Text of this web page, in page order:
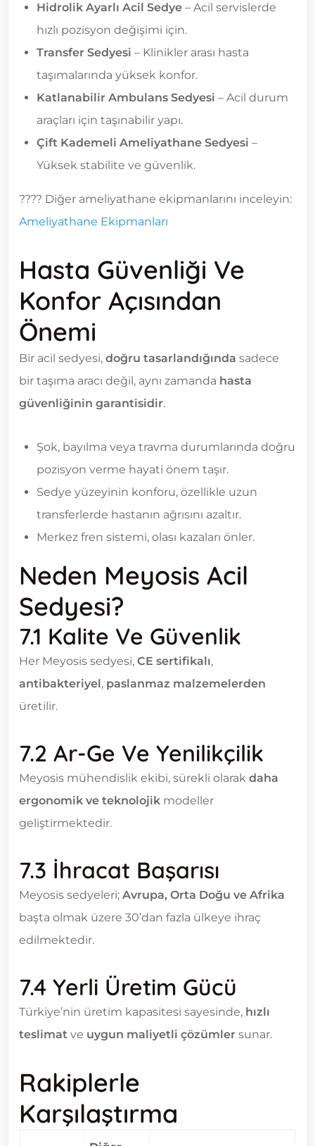
Hidrolik Ayarlı Acil Sedye – Acil servislerde
hızlı pozisyon değişimi için.
Transfer Sedyesi – Klinikler arası hasta
taşımalarında yüksek konfor.
Katlanabilir Ambulans Sedyesi – Acil durum
araçları için taşınabilir yapı.
Çift Kademeli Ameliyathane Sedyesi –
Yüksek stabilite ve güvenlik.
???? Diğer ameliyathane ekipmanlarını inceleyin:
Ameliyathane Ekipmanları
Hasta Güvenliği Ve
Konfor Açısından
Önemi
Bir acil sedyesi, doğru tasarlandığında sadece
bir taşıma aracı değil, aynı zamanda hasta
güvenliğinin garantisidir.
Şok, bayılma veya travma durumlarında doğru
pozisyon verme hayati önem taşır.
Sedye yüzeyinin konforu, özellikle uzun
transferlerde hastanın ağrısını azaltır.
Merkez fren sistemi, olası kazaları önler.
Neden Meyosis Acil
Sedyesi?
7.1 Kalite Ve Güvenlik
Her Meyosis sedyesi, CE sertifikalı,
antibakteriyel, paslanmaz malzemelerden
üretilir.
7.2 Ar-Ge Ve Yenilikçilik
Meyosis mühendislik ekibi, sürekli olarak daha
ergonomik ve teknolojik modeller
geliştirmektedir.
7.3 İhracat Başarısı
Meyosis sedyeleri; Avrupa, Orta Doğu ve Afrika
başta olmak üzere 30’dan fazla ülkeye ihraç
edilmektedir.
7.4 Yerli Üretim Gücü
Türkiye’nin üretim kapasitesi sayesinde, hızlı
teslimat ve uygun maliyetli çözümler sunar.
Rakiplerle
Karşılaştırma